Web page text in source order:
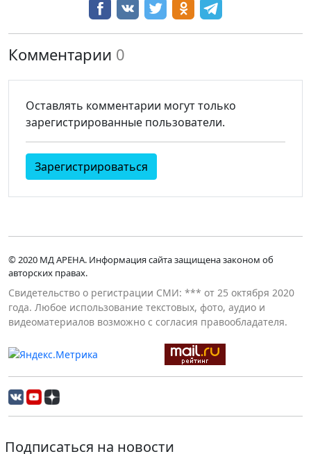
Комментарии 0
Оставлять комментарии могут только
зарегистрированные пользователи.
Зарегистрироваться
© 2020 МД АРЕНА. Информация сайта защищена законом об
авторских правах.
Свидетельство о регистрации СМИ: *** от 25 октября 2020
года. Любое использование текстовых, фото, аудио и
видеоматериалов возможно с согласия правообладателя.
Подписаться на новости